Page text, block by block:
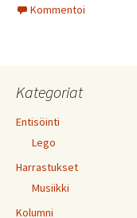
Kommentoi
Kategoriat
Entisöinti
Lego
Harrastukset
Musiikki
Kolumni